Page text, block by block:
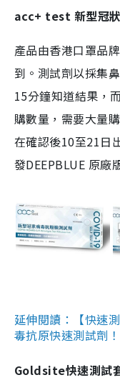
acc+ test 新型冠
產品由香港口罩品
到。測試劑以採集
15分鐘知道結果，
購數量，需要大量
在確認後10至21日
發DEEPBLUE 原廠
延伸閱讀：【快速
毒抗原快速測試劑
Goldsite快速測試